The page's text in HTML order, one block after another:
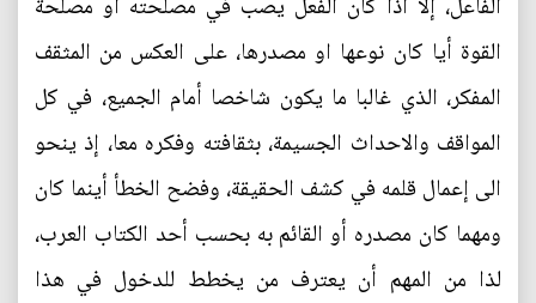
القوة أيا كان نوعها او مصدرها، على العكس من المثقف
المفكر، الذي غالبا ما يكون شاخصا أمام الجميع، في كل
المواقف والاحداث الجسيمة، بثقافته وفكره معا، إذ ينحو
الى إعمال قلمه في كشف الحقيقة، وفضح الخطأ أينما كان
ومهما كان مصدره أو القائم به بحسب أحد الكتاب العرب،
لذا من المهم أن يعترف من يخطط للدخول في هذا